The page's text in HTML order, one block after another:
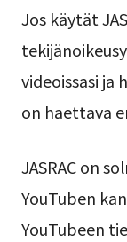
Jos käytät
videoissasi ja
on haettava
JASRAC on
YouTuben
YouTubeen